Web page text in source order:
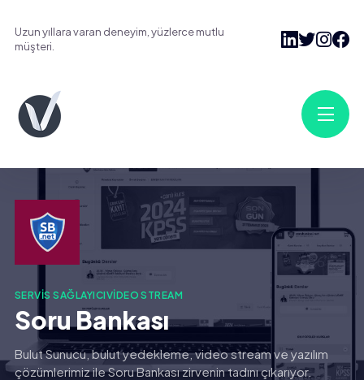
Uzun yıllara varan deneyim, yüzlerce mutlu
müşteri.
SERVIS SAĞLAYICIVIDEO STREAM
Soru Bankası
Bulut Sunucu, bulut yedekleme, video stream ve yazılım
çözümlerimiz ile Soru Bankası zirvenin tadını çıkarıyor.